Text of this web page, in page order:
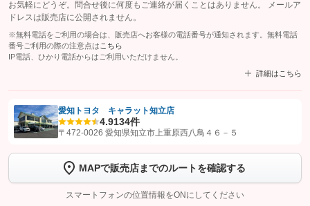
お気軽にどうぞ。問合せ後に何度もご連絡が届くことはありません。 メールア
ドレスは販売店に公開されません。
※無料電話をご利用の場合は、販売店へお客様の電話番号が通知されます。無料電話
番号ご利用の際の注意点は こちら
IP電話、ひかり電話からはご利用いただけません。
詳細はこちら
【STEP1】認証画面でグーネットを友だち追加してから「許可する」ボタンを押
トーク画面で
ボタンをタップして問い合わせを
完了してください。
愛知トヨタ キャラット知立店
4.9134件
〒472-0026 愛知県知立市上重原西八鳥４６－５
MAPで販売店までのルートを確認する
スマートフォンの位置情報をONにしてください